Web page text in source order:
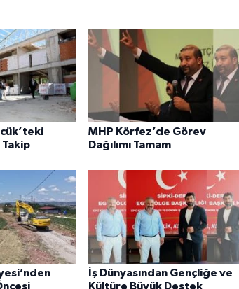
Takip
MHP Körfez’de Görev
Dağılımı Tamam
İş Dünyasından Gençliğe ve
Kültüre Büyük Destek